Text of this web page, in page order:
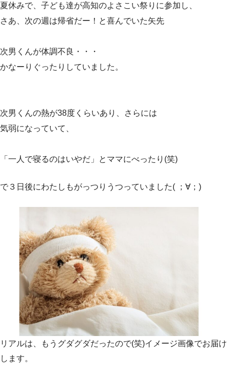
夏休みで、子ども達が高知のよさこい祭りに参加し、
さあ、次の週は帰省だー！と喜んでいた矢先
次男くんが体調不良・・・
かなーりぐったりしていました。
次男くんの熱が38度くらいあり、さらには
気弱になっていて、
「一人で寝るのはいやだ」とママにべったり(笑)
で３日後にわたしもがっつりうつっていました( ；∀；)
リアルは、もうグダグダだったので(笑)イメージ画像でお届け
します。